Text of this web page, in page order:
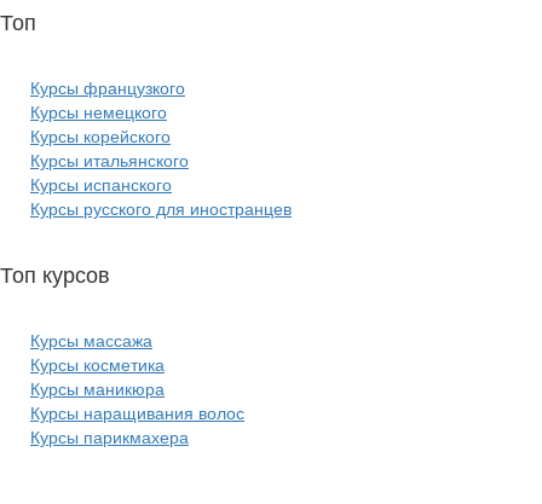
Топ
Курсы французкого
Курсы немецкого
Курсы корейского
Курсы итальянского
Курсы испанского
Курсы русского для иностранцев
Топ курсов
Курсы массажа
Курсы косметика
Курсы маникюра
Курсы наращивания волос
Курсы парикмахера